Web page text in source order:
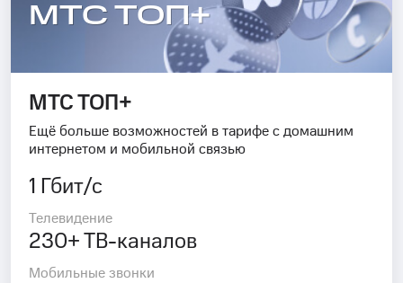
МТС ТОП+
МТС ТОП+
Ещё больше возможностей в тарифе с домашним
интернетом и мобильной связью
1 Гбит/с
Телевидение
230+ ТВ-каналов
Мобильные звонки